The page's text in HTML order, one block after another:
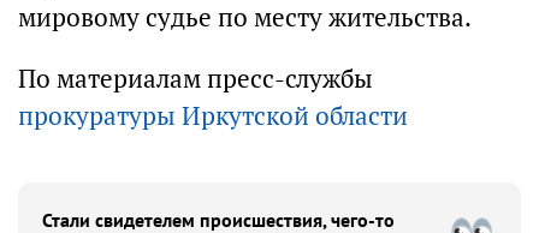
мировому судье по месту жительства.
По материалам пресс-службы
прокуратуры Иркутской области
Стали свидетелем происшествия, чего-то